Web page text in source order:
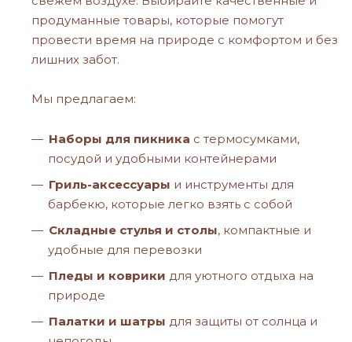
продуманные товары, которые помогут
провести время на природе с комфортом и без
лишних забот.
Мы предлагаем:
Наборы для пикника с термосумками,
посудой и удобными контейнерами
Гриль-аксессуары и инструменты для
барбекю, которые легко взять с собой
Складные стулья и столы, компактные и
удобные для перевозки
Пледы и коврики для уютного отдыха на
природе
Палатки и шатры для защиты от солнца и